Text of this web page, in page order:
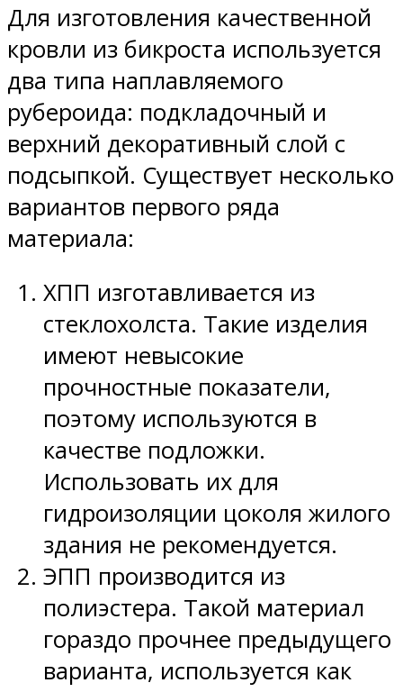
Для изготовления качественной
кровли из бикроста используется
два типа наплавляемого
рубероида: подкладочный и
верхний декоративный слой с
подсыпкой. Существует несколько
вариантов первого ряда
материала:
ХПП изготавливается из
стеклохолста. Такие изделия
имеют невысокие
прочностные показатели,
поэтому используются в
качестве подложки.
Использовать их для
гидроизоляции цоколя жилого
здания не рекомендуется.
ЭПП производится из
полиэстера. Такой материал
гораздо прочнее предыдущего
варианта, используется как